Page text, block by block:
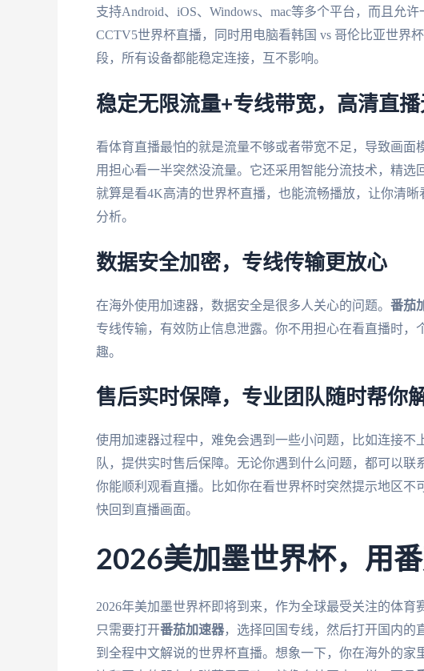
支持Android、iOS、Windows、mac等多个平台，而且允
CCTV5世界杯直播，同时用电脑看韩国 vs 哥伦比亚世界
段，所有设备都能稳定连接，互不影响。
稳定无限流量+专线带宽，高清直
看体育直播最怕的就是流量不够或者带宽不足，导致画面
用担心看一半突然没流量。它还采用智能分流技术，精选
就算是看4K高清的世界杯直播，也能流畅播放，让你清
分析。
数据安全加密，专线传输更放心
在海外使用加速器，数据安全是很多人关心的问题。 番茄
专线传输，有效防止信息泄露。你不用担心在看直播时
趣。
售后实时保障，专业团队随时帮你
使用加速器过程中，难免会遇到一些小问题，比如连接不
队，提供实时售后保障。无论你遇到什么问题，都可以
你能顺利观看直播。比如你在看世界杯时突然提示地区
快回到直播画面。
2026美加墨世界杯，用番
2026年美加墨世界杯即将到来，作为全球最受关注的体
只需要打开番茄加速器，选择回国专线，然后打开国内的
到全程中文解说的世界杯直播。想象一下，你在海外的